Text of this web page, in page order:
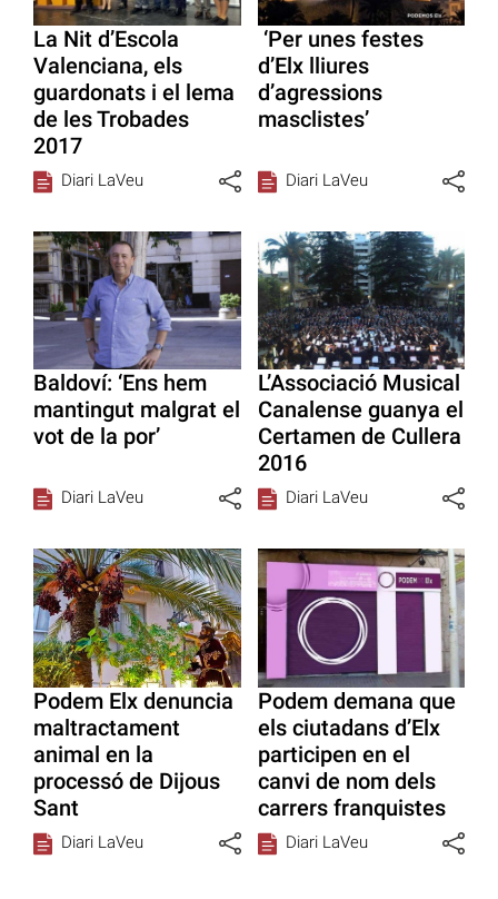
La Nit d’Escola
Valenciana, els
guardonats i el lema
de les Trobades
2017
Diari LaVeu
‘Per unes festes
d’Elx lliures
d’agressions
masclistes’
Diari LaVeu
Baldoví: ‘Ens hem
mantingut malgrat el
vot de la por’
Diari LaVeu
L’Associació Musical
Canalense guanya el
Certamen de Cullera
2016
Diari LaVeu
Podem Elx denuncia
maltractament
animal en la
processó de Dijous
Sant
Diari LaVeu
Podem demana que
els ciutadans d’Elx
participen en el
canvi de nom dels
carrers franquistes
Diari LaVeu